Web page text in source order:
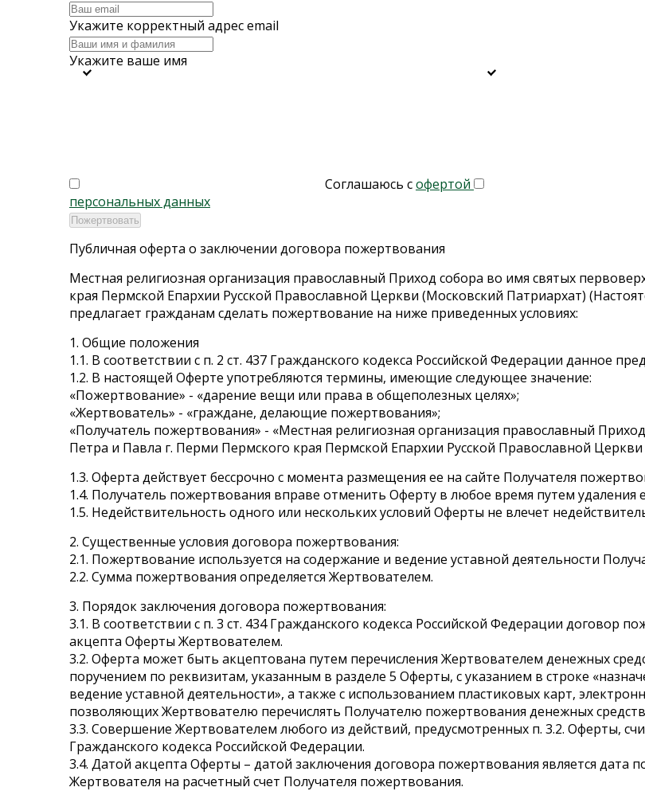
Укажите корректный адрес email
Укажите ваше имя
Соглашаюсь софертой
персональных данных
Публичная оферта о заключении договора пожертвования
Местная религиозная организация православный Приход собора во имя святых
края Пермской Епархии Русской Православной Церкви (Московский Патриархат)
предлагает гражданам сделать пожертвование на ниже приведенных условиях:
1. Общие положения
1.1. В соответствии с п. 2 ст. 437 Гражданского кодекса Российской Федерации данное
1.2. В настоящей Оферте употребляются термины, имеющие следующее значение:
«Пожертвование» - «дарение вещи или права в общеполезных целях»;
«Жертвователь» - «граждане, делающие пожертвования»;
«Получатель пожертвования» - «Местная религиозная организация православный
Петра и Павла г. Перми Пермского края Пермской Епархии Русской Православной
1.3. Оферта действует бессрочно с момента размещения ее на сайте Получателя
1.4. Получатель пожертвования вправе отменить Оферту в любое время путем удаления
1.5. Недействительность одного или нескольких условий Оферты не влечет
2. Существенные условия договора пожертвования:
2.1. Пожертвование используется на содержание и ведение уставной деятельности
2.2. Сумма пожертвования определяется Жертвователем.
3. Порядок заключения договора пожертвования:
3.1. В соответствии с п. 3 ст. 434 Гражданского кодекса Российской Федерации договор
акцепта Оферты Жертвователем.
3.2. Оферта может быть акцептована путем перечисления Жертвователем денежных
поручением по реквизитам, указанным в разделе 5 Оферты, с указанием в строке
ведение уставной деятельности», а также с использованием пластиковых карт,
позволяющих Жертвователю перечислять Получателю пожертвования денежных
3.3. Совершение Жертвователем любого из действий, предусмотренных п. 3.2. Оферты,
Гражданского кодекса Российской Федерации.
3.4. Датой акцепта Оферты – датой заключения договора пожертвования является дата
Жертвователя на расчетный счет Получателя пожертвования.